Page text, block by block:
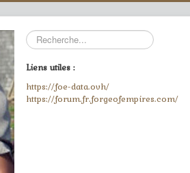
Rechercher
Liens utiles :
https://foe-data.ovh/
https://forum.fr.forgeofempires.com/